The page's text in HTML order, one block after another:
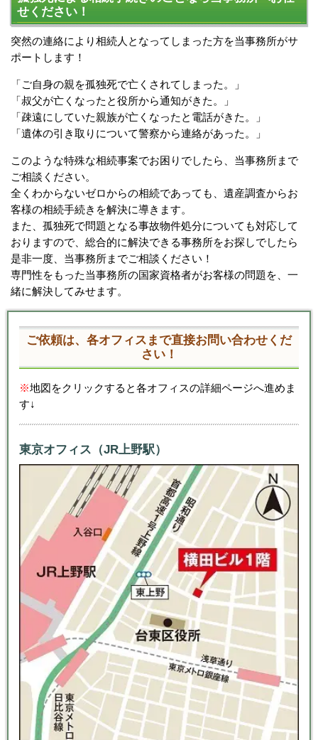
せください！
突然の連絡により相続人となってしまった方を当事務所がサ
ポートします！
「ご自身の親を孤独死で亡くされてしまった。」
「叔父が亡くなったと役所から通知がきた。」
「疎遠にしていた親族が亡くなったと電話がきた。」
「遺体の引き取りについて警察から連絡があった。」
このような特殊な相続事案でお困りでしたら、当事務所まで
ご相談ください。
全くわからないゼロからの相続であっても、遺産調査からお
客様の相続手続きを解決に導きます。
また、孤独死で問題となる事故物件処分についても対応して
おりますので、総合的に解決できる事務所をお探しでしたら
是非一度、当事務所までご相談ください！
専門性をもった当事務所の国家資格者がお客様の問題を、一
緒に解決してみせます。
ご依頼は、各オフィスまで直接お問い合わせくだ
さい！
※地図をクリックすると各オフィスの詳細ページへ進めま
す↓
東京オフィス（JR上野駅）